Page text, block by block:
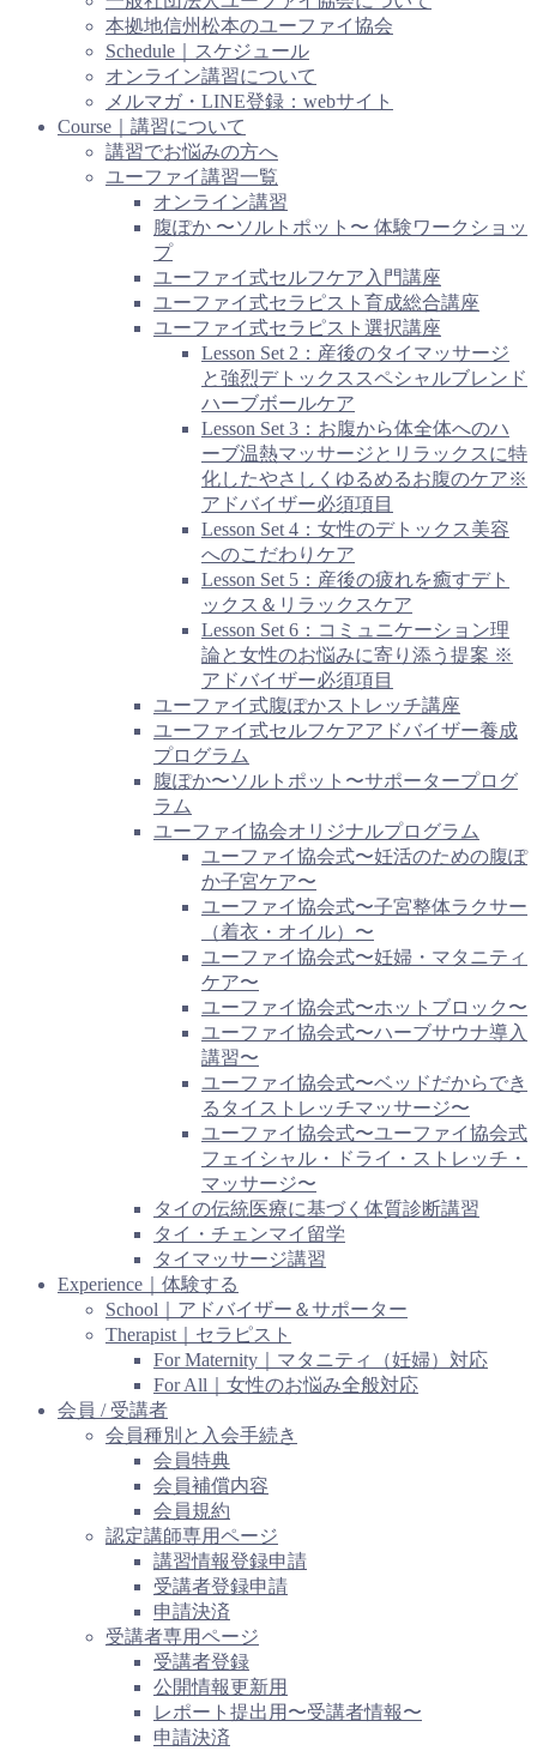
本拠地信州松本のユーファイ協会
Schedule｜スケジュール
オンライン講習について
メルマガ・LINE登録：webサイト
Course｜講習について
講習でお悩みの方へ
ユーファイ講習一覧
オンライン講習
腹ぽか 〜ソルトポット〜 体験ワークショッ
プ
ユーファイ式セルフケア入門講座
ユーファイ式セラピスト育成総合講座
ユーファイ式セラピスト選択講座
Lesson Set 2：産後のタイマッサージ
と強烈デトックススペシャルブレンド
ハーブボールケア
Lesson Set 3：お腹から体全体へのハ
ーブ温熱マッサージとリラックスに特
化したやさしくゆるめるお腹のケア※
アドバイザー必須項目
Lesson Set 4：女性のデトックス美容
へのこだわりケア
Lesson Set 5：産後の疲れを癒すデト
ックス＆リラックスケア
Lesson Set 6：コミュニケーション理
論と女性のお悩みに寄り添う提案 ※
アドバイザー必須項目
ユーファイ式腹ぽかストレッチ講座
ユーファイ式セルフケアアドバイザー養成
プログラム
腹ぽか〜ソルトポット〜サポータープログ
ラム
ユーファイ協会オリジナルプログラム
ユーファイ協会式〜妊活のための腹ぽ
か子宮ケア〜
ユーファイ協会式〜子宮整体ラクサー
（着衣・オイル）〜
ユーファイ協会式〜妊婦・マタニティ
ケア〜
ユーファイ協会式〜ホットブロック〜
ユーファイ協会式〜ハーブサウナ導入
講習〜
ユーファイ協会式〜ベッドだからでき
るタイストレッチマッサージ〜
ユーファイ協会式〜ユーファイ協会式
フェイシャル・ドライ・ストレッチ・
マッサージ〜
タイの伝統医療に基づく体質診断講習
タイ・チェンマイ留学
タイマッサージ講習
Experience｜体験する
School｜アドバイザー＆サポーター
Therapist｜セラピスト
For Maternity｜マタニティ（妊婦）対応
For All｜女性のお悩み全般対応
会員 / 受講者
会員種別と入会手続き
会員特典
会員補償内容
会員規約
認定講師専用ページ
講習情報登録申請
受講者登録申請
申請決済
受講者専用ページ
受講者登録
公開情報更新用
レポート提出用〜受講者情報〜
申請決済